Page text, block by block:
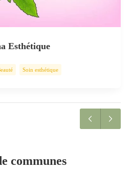
Esthétique
Soin esthétique
communes